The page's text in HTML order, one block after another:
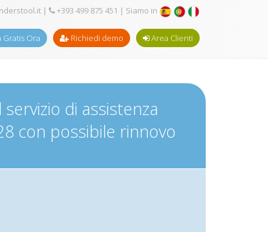
| +393 499 875 451 | Siamo in
Gratis Ora Richiedi demo Area Clienti
di assistenza
con possibile rinnovo